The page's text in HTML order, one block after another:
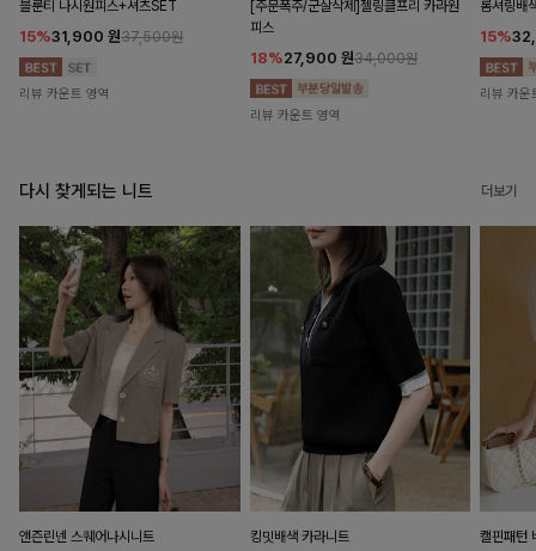
블룬티 나시원피스+셔츠SET
15%31,900 원37,500원
리뷰 카운트 영역
[주문폭주/군살삭제]젤링클프리 카라원
피스
18%27,900 원34,000원
리뷰 카운트 영역
롬셔링배
15%
리뷰 카운
다시 찾게되는 니트 더보기
앤즌린넨 스퀘어나시니트 킹밋배색 카라니트 캘핀패턴